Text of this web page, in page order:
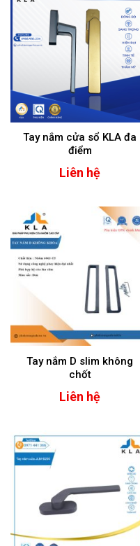
Tay nắm cửa sổ KLA đa
điểm
Liên hệ
Tay nắm D slim không
chốt
Liên hệ